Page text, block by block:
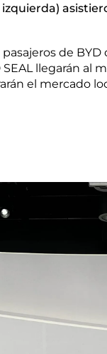
izquierda)
de
SEAL llegarán
el mercado